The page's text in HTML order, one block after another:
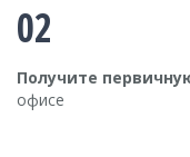
02
Получите
офисе